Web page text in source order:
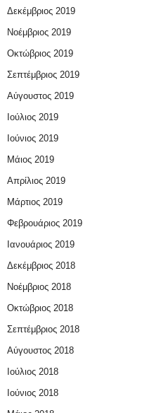
Δεκέμβριος 2019
Νοέμβριος 2019
Οκτώβριος 2019
Σεπτέμβριος 2019
Αύγουστος 2019
Ιούλιος 2019
Ιούνιος 2019
Μάιος 2019
Απρίλιος 2019
Μάρτιος 2019
Φεβρουάριος 2019
Ιανουάριος 2019
Δεκέμβριος 2018
Νοέμβριος 2018
Οκτώβριος 2018
Σεπτέμβριος 2018
Αύγουστος 2018
Ιούλιος 2018
Ιούνιος 2018